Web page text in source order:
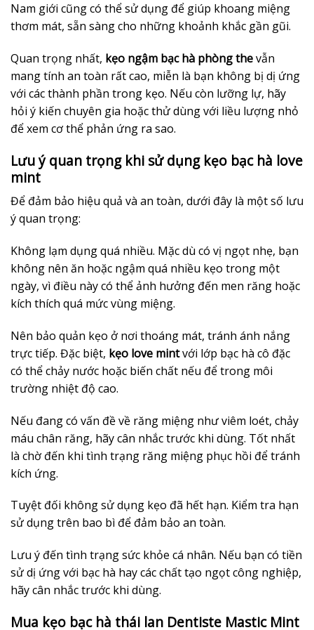
Nam giới cũng có thể sử dụng để giúp khoang miệng
thơm mát, sẵn sàng cho những khoảnh khắc gần gũi.
Quan trọng nhất, kẹo ngậm bạc hà phòng thevẫn
mang tính an toàn rất cao, miễn là bạn không bị dị ứng
với các thành phần trong kẹo. Nếu còn lưỡng lự, hãy
hỏi ý kiến chuyên gia hoặc thử dùng với liều lượng nhỏ
để xem cơ thể phản ứng ra sao.
Lưu ý quan trọng khi sử dụng kẹo bạc hà love
mint
Để đảm bảo hiệu quả và an toàn, dưới đây là một số lưu
ý quan trọng:
Không lạm dụng quá nhiều. Mặc dù có vị ngọt nhẹ, bạn
không nên ăn hoặc ngậm quá nhiều kẹo trong một
ngày, vì điều này có thể ảnh hưởng đến men răng hoặc
kích thích quá mức vùng miệng.
Nên bảo quản kẹo ở nơi thoáng mát, tránh ánh nắng
trực tiếp. Đặc biệt, kẹo love mintvới lớp bạc hà cô đặc
có thể chảy nước hoặc biến chất nếu để trong môi
trường nhiệt độ cao.
Nếu đang có vấn đề về răng miệng như viêm loét, chảy
máu chân răng, hãy cân nhắc trước khi dùng. Tốt nhất
là chờ đến khi tình trạng răng miệng phục hồi để tránh
kích ứng.
Tuyệt đối không sử dụng kẹo đã hết hạn. Kiểm tra hạn
sử dụng trên bao bì để đảm bảo an toàn.
Lưu ý đến tình trạng sức khỏe cá nhân. Nếu bạn có tiền
sử dị ứng với bạc hà hay các chất tạo ngọt công nghiệp,
hãy cân nhắc trước khi dùng.
Mua kẹo bạc hà thái lan Dentiste Mastic Mint